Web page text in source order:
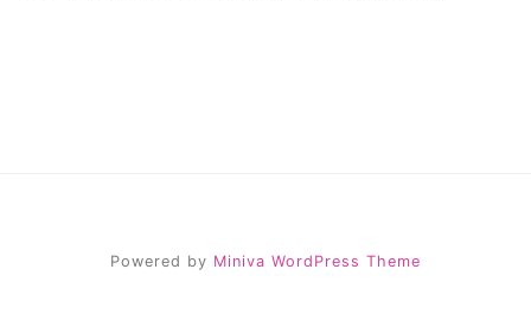
Powered by Miniva WordPress Theme